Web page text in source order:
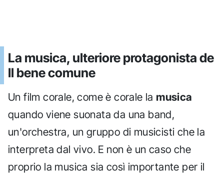
La musica, ulteriore protagonista de
Il bene comune
Un film corale, come è corale la musica
quando viene suonata da una band,
un'orchestra, un gruppo di musicisti che la
interpreta dal vivo. E non è un caso che
proprio la musica sia così importante per il